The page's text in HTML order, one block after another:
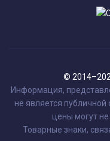
©
Информация,
не является
цены могут
Товарные знаки,